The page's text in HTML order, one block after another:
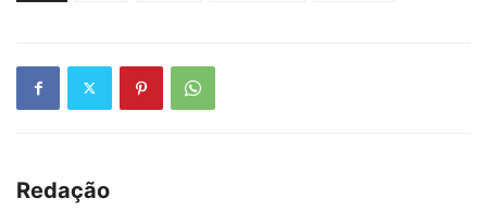
Redação